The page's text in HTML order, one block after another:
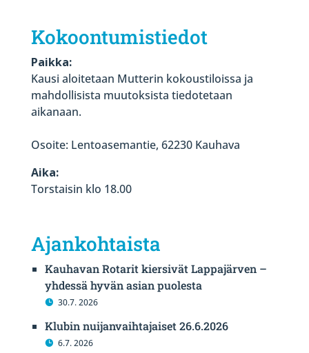
Kokoontumistiedot
Paikka:
Kausi aloitetaan Mutterin kokoustiloissa ja
mahdollisista muutoksista tiedotetaan
aikanaan.
Osoite: Lentoasemantie, 62230 Kauhava
Aika:
Torstaisin klo 18.00
Ajankohtaista
Kauhavan Rotarit kiersivät Lappajärven –
yhdessä hyvän asian puolesta
30.7. 2026
Klubin nuijanvaihtajaiset 26.6.2026
6.7. 2026